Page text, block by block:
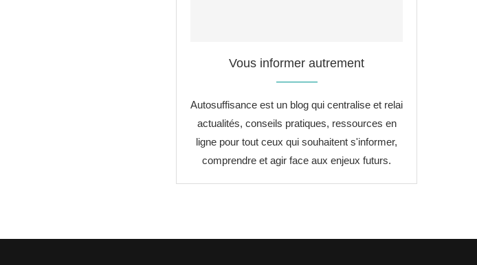
Vous informer autrement
Autosuffisance est un blog qui centralise et relai
actualités, conseils pratiques, ressources en
ligne pour tout ceux qui souhaitent s'informer,
comprendre et agir face aux enjeux futurs.